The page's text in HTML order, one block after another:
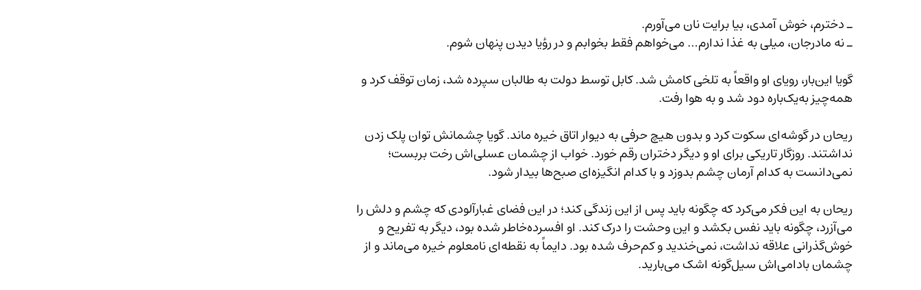
ـ دخترم، خوش آمدی، بیا برایت نان می‌آورم.
ـ نه مادرجان، میلی به غذا ندارم… می‌خواهم فقط بخوابم و در رؤیا دیدن پنهان شوم.
گویا این‌بار، رویای او واقعاً به تلخی کامش شد. کابل توسط دولت به طالبان سپرده شد، زمان توقف کرد و
همه‌چیز به‌یک‌باره دود شد و به هوا رفت.
ریحان در گوشه‌ای سکوت کرد و بدون هیچ حرفی به دیوار اتاق خیره ماند. گویا چشمانش توان پلک زدن
نداشتند. روزگار تاریکی برای او و دیگر دختران رقم خورد. خواب از چشمان عسلی‌اش رخت بربست؛
نمی‌دانست به کدام آرمان چشم بدوزد و با کدام انگیزه‌ای صبح‌ها بیدار شود.
ریحان به این فکر می‌کرد که چگونه باید پس از این زندگی کند؛ در این فضای غبارآلودی که چشم و دلش را
می‌آزرد، چگونه باید نفس بکشد و این وحشت را درک کند. او افسرده‌خاطر شده بود، دیگر به تفریح و
خوش‌گذرانی علاقه نداشت، نمی‌خندید و کم‌حرف شده بود. دایماً به نقطه‌ای نامعلوم خیره می‌ماند و از
چشمان بادامی‌اش سیل‌گونه اشک می‌بارید.